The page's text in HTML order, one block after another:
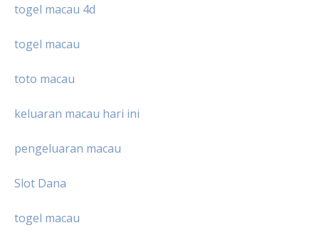
togel macau 4d
togel macau
toto macau
keluaran macau hari ini
pengeluaran macau
Slot Dana
togel macau